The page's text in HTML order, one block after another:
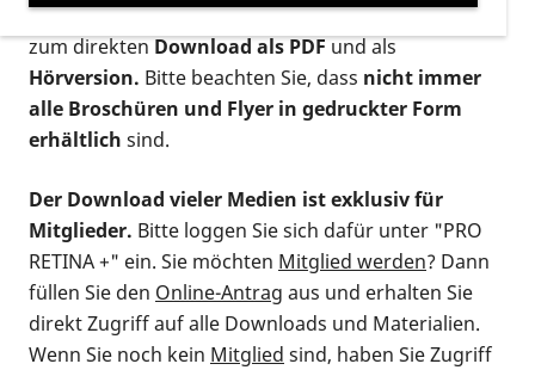
postalischen Bestellung als gedruckte Variante
zum direktenDownload als PDFund als
Hörversion. Bitte beachten Sie, dass nicht immer
alle Broschüren und Flyer in gedruckter Form
erhältlich sind.
Der Download vieler Medien ist exklusiv für
Mitglieder. Bitte loggen Sie sich dafür unter "PRO
RETINA +" ein. Sie möchten Mitglied werden? Dann
füllen Sie den Online-Antrag aus und erhalten Sie
direkt Zugriff auf alle Downloads und Materialien.
Wenn Sie noch kein Mitglied sind, haben Sie Zugriff